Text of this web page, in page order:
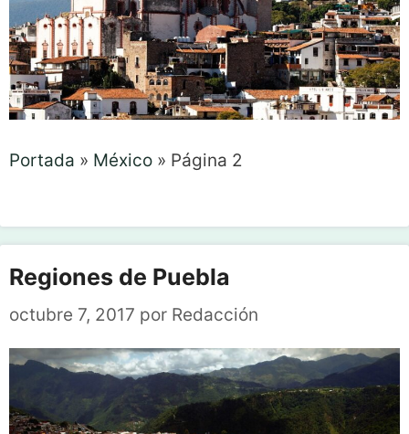
Portada » México » Página 2
Regiones de Puebla
octubre 7, 2017 por Redacción